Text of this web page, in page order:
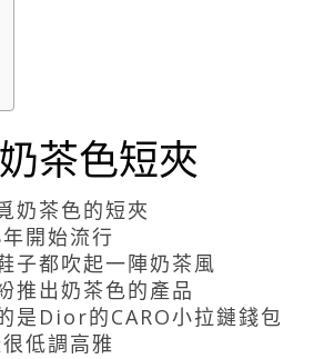
茶色短夾
奶茶色的短夾
開始流行
子都吹起一陣奶茶風
推出奶茶色的產品
是Dior的CARO小拉鏈錢包
低調高雅